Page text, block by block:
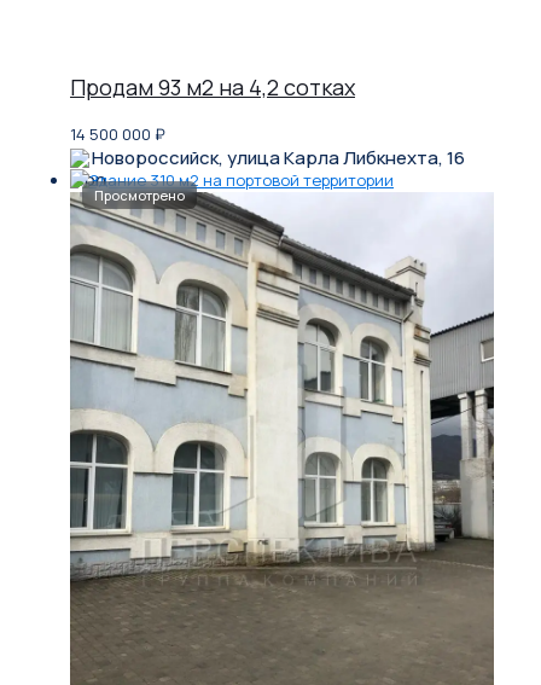
Продам 93 м2 на 4,2 сотках
14 500 000 ₽
Новороссийск, улица Карла Либкнехта, 16